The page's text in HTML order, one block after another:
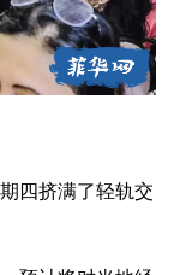
四挤满了轻轨交